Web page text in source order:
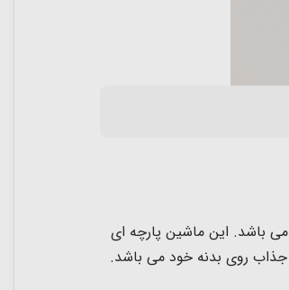
باشد. این ماشین پارچه ای
جذاب روی بدنه خود می باشد.